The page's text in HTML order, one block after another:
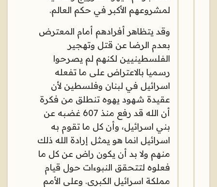
لمشروعهم الأكبر في حكم العالم.
وقد يتظاهر أفرادهم أمام المعترض
بعدم الرضا عن قتل وتهجير
الفلسطينيين لكنهم لم يصرحوا
رسميا بالاعتراض على ما تفعله
اسرائيل في لبنان وفلسطين لأن
عقيدة شهود يهوه تنطلق من فكرة
أن الله قد رفع منذ 607 غضبه عن
بني اسرائيل، وأن كل ما تقوم به
اسرائيل انما هو يمثل إرادة الله ذلك
منهم ولا بد أن يكون راض عن كل ما
فعلوه لتتحقق النبوءات حول قيام
مملكة اسرائيل الكبرى. وعلى الأمم